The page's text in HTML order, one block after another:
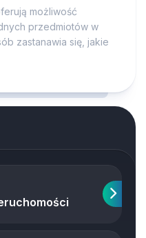
możliwość
przedmiotów w
zastanawia się, jakie